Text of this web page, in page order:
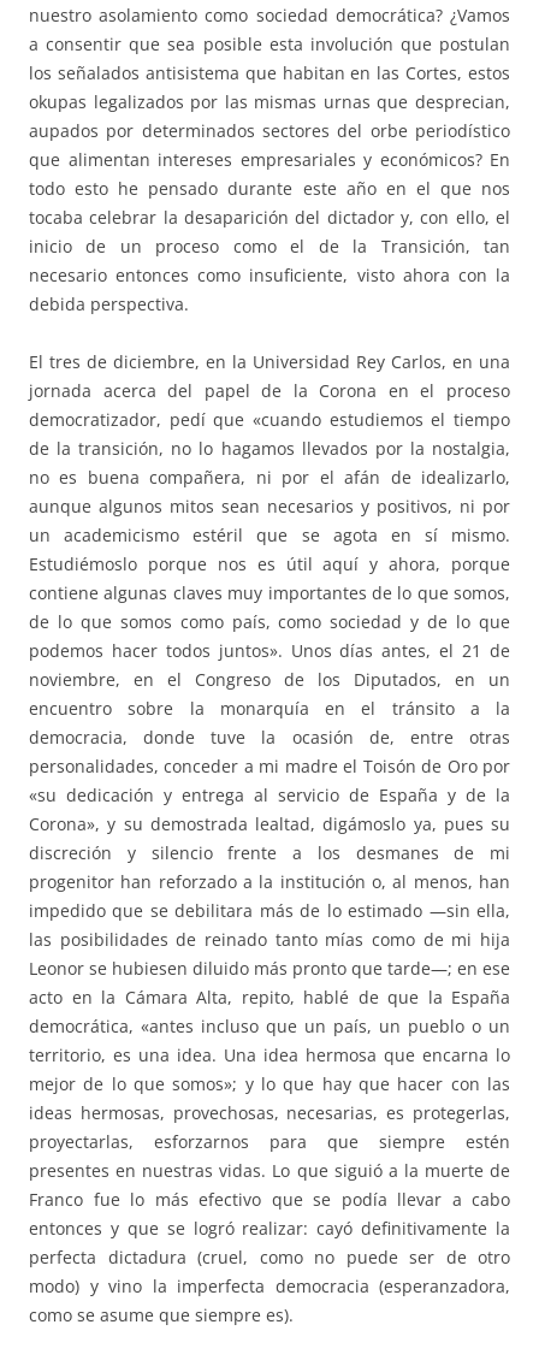
nuestro asolamiento como sociedad democrática? ¿Vamos
a consentir que sea posible esta involución que postulan
los señalados antisistema que habitan en las Cortes, estos
okupas legalizados por las mismas urnas que desprecian,
aupados por determinados sectores del orbe periodístico
que alimentan intereses empresariales y económicos? En
todo esto he pensado durante este año en el que nos
tocaba celebrar la desaparición del dictador y, con ello, el
inicio de un proceso como el de la Transición, tan
necesario entonces como insuficiente, visto ahora con la
debida perspectiva.
El tres de diciembre, en la Universidad Rey Carlos, en una
jornada acerca del papel de la Corona en el proceso
democratizador, pedí que «cuando estudiemos el tiempo
de la transición, no lo hagamos llevados por la nostalgia,
no es buena compañera, ni por el afán de idealizarlo,
aunque algunos mitos sean necesarios y positivos, ni por
un academicismo estéril que se agota en sí mismo.
Estudiémoslo porque nos es útil aquí y ahora, porque
contiene algunas claves muy importantes de lo que somos,
de lo que somos como país, como sociedad y de lo que
podemos hacer todos juntos». Unos días antes, el 21 de
noviembre, en el Congreso de los Diputados, en un
encuentro sobre la monarquía en el tránsito a la
democracia, donde tuve la ocasión de, entre otras
personalidades, conceder a mi madre el Toisón de Oro por
«su dedicación y entrega al servicio de España y de la
Corona», y su demostrada lealtad, digámoslo ya, pues su
discreción y silencio frente a los desmanes de mi
progenitor han reforzado a la institución o, al menos, han
impedido que se debilitara más de lo estimado —sin ella,
las posibilidades de reinado tanto mías como de mi hija
Leonor se hubiesen diluido más pronto que tarde—; en ese
acto en la Cámara Alta, repito, hablé de que la España
democrática, «antes incluso que un país, un pueblo o un
territorio, es una idea. Una idea hermosa que encarna lo
mejor de lo que somos»; y lo que hay que hacer con las
ideas hermosas, provechosas, necesarias, es protegerlas,
proyectarlas, esforzarnos para que siempre estén
presentes en nuestras vidas. Lo que siguió a la muerte de
Franco fue lo más efectivo que se podía llevar a cabo
entonces y que se logró realizar: cayó definitivamente la
perfecta dictadura (cruel, como no puede ser de otro
modo) y vino la imperfecta democracia (esperanzadora,
como se asume que siempre es).